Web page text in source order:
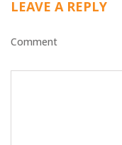
LEAVE A REPLY
Comment